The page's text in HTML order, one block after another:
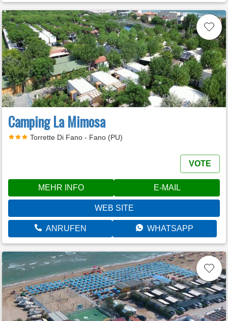
Camping La Mimosa
Torrette Di Fano - Fano (PU)
VOTE
MEHR INFO E-MAIL
WEB SITE
ANRUFEN WHATSAPP